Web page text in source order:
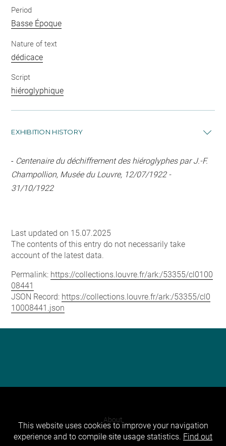
Period
Basse Époque
Nature of text
dédicace
Script
hiéroglyphique
EXHIBITION HISTORY
- Centenaire du déchiffrement des hiéroglyphes par J.-F.
Champollion, Musée du Louvre, 12/07/1922 -
31/10/1922
Last updated on 15.07.2025
The contents of this entry do not necessarily take
account of the latest data.
Permalink: https://collections.louvre.fr/ark:/53355/cl0100
08441
JSON Record: https://collections.louvre.fr/ark:/53355/cl0
10008441.json
About
Contact Us
This website uses cookies to improve your navigation
experience and to compile site usage statistics. Find out